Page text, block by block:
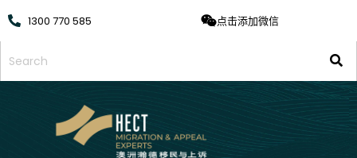
1300 770 585 点击添加微信